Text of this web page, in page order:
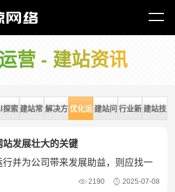
优化运营
营 - 建站资讯
探索 建站常 解决方 优化运 建站问 行业新 建站技
站发展壮大的关键
并为公司带来发展助益，则应找一
网络公司建设网站，并由他们负责网
2190 2025-07-08